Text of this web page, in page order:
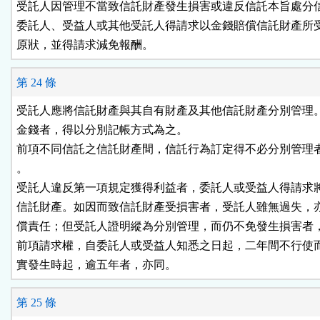
受託人因管理不當致信託財產發生損害或違反信託本旨處分
委託人、受益人或其他受託人得請求以金錢賠償信託財產所
原狀，並得請求減免報酬。
第 24 條
受託人應將信託財產與其自有財產及其他信託財產分別管理
金錢者，得以分別記帳方式為之。
前項不同信託之信託財產間，信託行為訂定得不必分別管理
。
受託人違反第一項規定獲得利益者，委託人或受益人得請求
信託財產。如因而致信託財產受損害者，受託人雖無過失，
償責任；但受託人證明縱為分別管理，而仍不免發生損害者
前項請求權，自委託人或受益人知悉之日起，二年間不行使
實發生時起，逾五年者，亦同。
第 25 條